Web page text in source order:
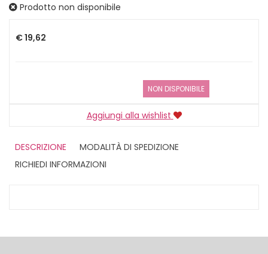
Prodotto non disponibile
€ 19,62
NON DISPONIBILE
Aggiungi alla wishlist
DESCRIZIONE
MODALITÀ DI SPEDIZIONE
RICHIEDI INFORMAZIONI